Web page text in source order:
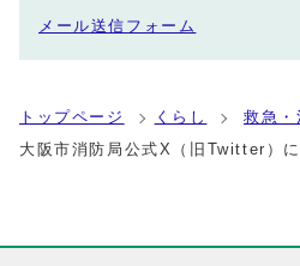
メール送信フォーム
トップページ くらし 救急・
大阪市消防局公式X（旧Twitter）